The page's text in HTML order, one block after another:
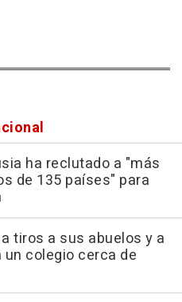
ha reclutado a "más
de 135 países" para
tiros a sus abuelos y a
colegio cerca de